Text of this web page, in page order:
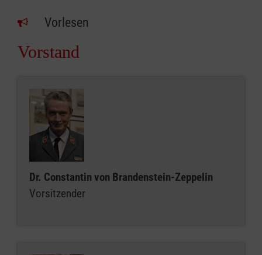
Vorlesen
Vorstand
Dr. Constantin von Brandenstein-Zeppelin
Vorsitzender